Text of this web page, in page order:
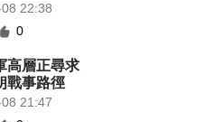
22:38
0
高層正尋求
戰事路徑
21:47